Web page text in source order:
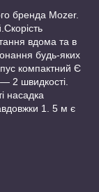
бренда Mozer.
вдома та в
будь-яких
компактний Є
2 швидкості.
насадка
1. 5 м є